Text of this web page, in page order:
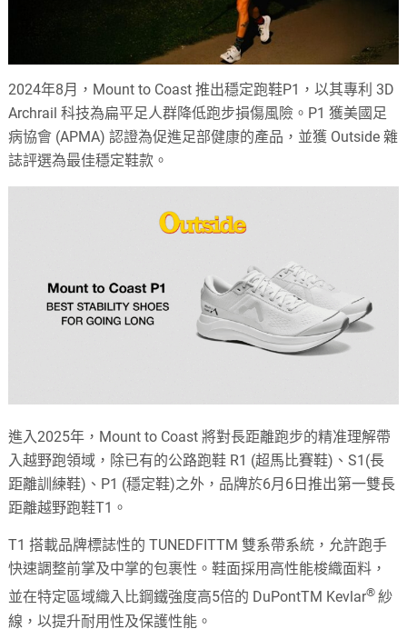
2024年8⽉，Mount to Coast 推出穩定跑鞋P1，以其專利 3D
Archrail 科技為扁平⾜⼈群降低跑步損傷⾵險。P1 獲美國⾜
病協會 (APMA) 認證為促進⾜部健康的產品，並獲 Outside 雜
誌評選為最佳穩定鞋款。
進⼊2025年，Mount to Coast 將對⾧距離跑步的精准理解帶
⼊越野跑領域，除已有的公路跑鞋 R1 (超⾺⽐賽鞋)、S1(⾧
距離訓練鞋)、P1 (穩定鞋)之外，品牌於6⽉6⽇推出第⼀雙⾧
距離越野跑鞋T1。
T1 搭載品牌標誌性的 TUNEDFITTM 雙系帶系統，允許跑手
快速調整前掌及中掌的包裹性。鞋面採用高性能梭織面料，
並在特定區域織入比鋼鐵強度高5倍的 DuPontTM Kevlar®紗
線，以提升耐用性及保護性能。